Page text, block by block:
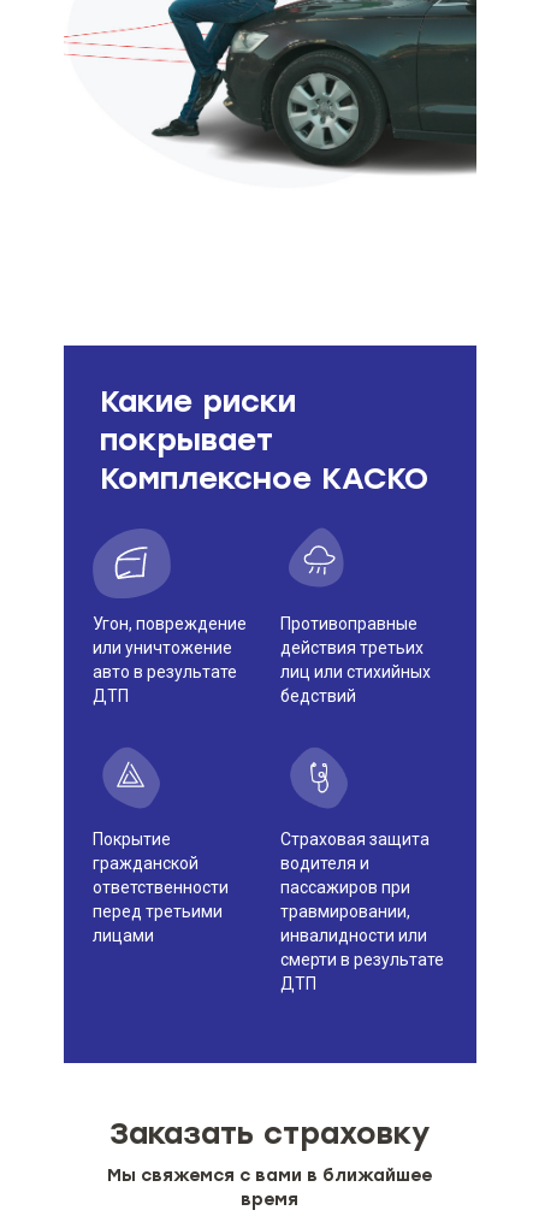
Какие риски
покрывает
Комплексное КАСКО
Угон, повреждение
или уничтожение
авто в результате
ДТП
Противоправные
действия третьих
лиц или стихийных
бедствий
Покрытие
гражданской
ответственности
перед третьими
лицами
Страховая защита
водителя и
пассажиров при
травмировании,
инвалидности или
смерти в результате
ДТП
Заказать страховку
Мы свяжемся с вами в ближайшее
время